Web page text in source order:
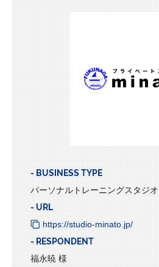
- BUSINESS TYPE
パーソナルトレーニングスタジオ
- URL
https://studio-minato.jp/
- RESPONDENT
福永暁 様